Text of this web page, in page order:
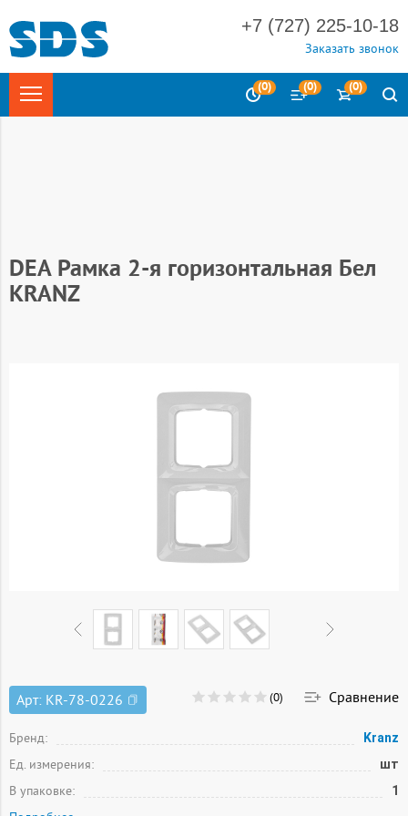
+7 (727) 225-10-18
Заказать звонок
(0) (0) (0)
DEA Рамка 2-я горизонтальная Бел
KRANZ
Арт: KR-78-0226 (0) Сравнение
Бренд: Kranz
Ед. измерения: шт
В упаковке: 1